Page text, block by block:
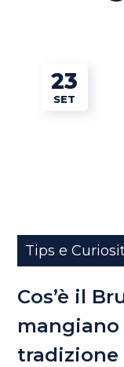
23
SET
Tips e
Cos’è il
tradizione